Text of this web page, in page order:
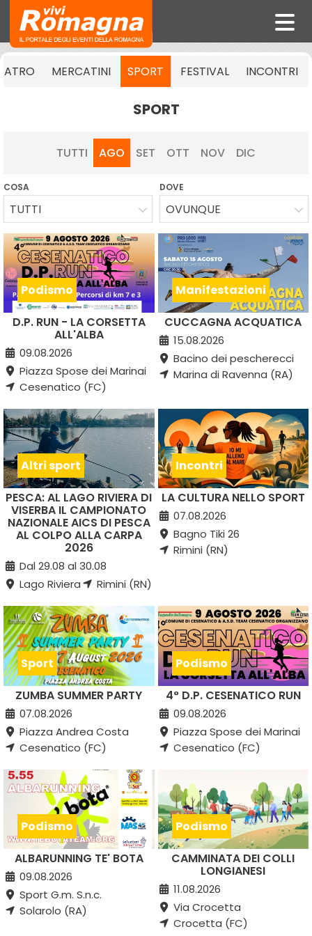
MERCATINI SPORT FESTIVAL INCONTRI
SPORT
TUTTI AGO SET OTT NOV DIC
COSA
TUTTI
DOVE
OVUNQUE
Podismo
D.P. RUN - LA CORSETTA
ALL'ALBA
09.08.2026
Piazza Spose dei Marinai
Cesenatico (FC)
Manifestazioni
CUCCAGNA ACQUATICA
15.08.2026
Bacino dei pescherecci
Marina di Ravenna (RA)
Altri sport
PESCA: AL LAGO RIVIERA DI
VISERBA IL CAMPIONATO
NAZIONALE AICS DI PESCA
AL COLPO ALLA CARPA
2026
Dal 29.08 al 30.08
Lago Riviera
Rimini (RN)
Incontri
LA CULTURA NELLO SPORT
07.08.2026
Bagno Tiki 26
Rimini (RN)
Sport
ZUMBA SUMMER PARTY
07.08.2026
Piazza Andrea Costa
Cesenatico (FC)
Podismo
4° D.P. CESENATICO RUN
09.08.2026
Piazza Spose dei Marinai
Cesenatico (FC)
Podismo
ALBARUNNING TE' BOTA
09.08.2026
Sport G.m. S.n.c.
Solarolo (RA)
Podismo
CAMMINATA DEI COLLI
LONGIANESI
11.08.2026
Via Crocetta
Crocetta (FC)